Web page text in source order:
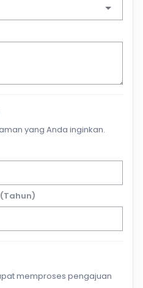
yang Anda inginkan.
memproses pengajuan